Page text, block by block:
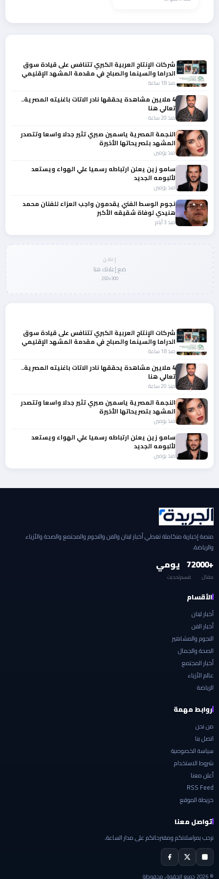
شركات الإنتاج العربية الكبري تتنافس على قيادة سوق
الدراما والسينما والصباح في مقدمة المشهد الإقليمي
منذ 18 ساعة
4 ملايين مشاهدة يحققها نادر الاتات باغنيته المصرية..
تعالي هنا
منذ 20 ساعة
النجمة المصرية ياسمين صبري تثير جدلا واسعا وتتصدر
المشهد بتصريحاتها الأخيرة
منذ يومين
سامو زين يعلن ارتباطه رسميا علي الهواء ويستعد
لألبومه الجديد
منذ يومين
نجوم الوسط الفني يقدمون واجب العزاء للفنان محمد
هنيدي لوفاة شقيقه الأكبر
منذ 3 أيام
إعلان
ضع إعلانك هنا
300×250
شركات الإنتاج العربية الكبري تتنافس على قيادة سوق
الدراما والسينما والصباح في مقدمة المشهد الإقليمي
منذ 18 ساعة
4 ملايين مشاهدة يحققها نادر الاتات باغنيته المصرية..
تعالي هنا
منذ 20 ساعة
النجمة المصرية ياسمين صبري تثير جدلا واسعا وتتصدر
المشهد بتصريحاتها الأخيرة
منذ يومين
سامو زين يعلن ارتباطه رسميا علي الهواء ويستعد
لألبومه الجديد
منذ يومين
منصة إخبارية متكاملة تغطي أخبار لبنان والفن والنجوم والمجتمع والصحة والأزياء
والرياضة.
+2000
مقال
7
قسم
يومي
تحديث
الأقسام
أخبار لبنان
أخبار الفن
النجوم والمشاهير
الصحة والجمال
أخبار المجتمع
عالم الأزياء
الرياضة
روابط مهمة
من نحن
اتصل بنا
سياسة الخصوصية
شروط الاستخدام
أعلن معنا
RSS Feed
خريطة الموقع
تواصل معنا
نرحب بمراسلاتكم ومقترحاتكم على مدار الساعة.
© 2026 جميع الحقوق محفوظة